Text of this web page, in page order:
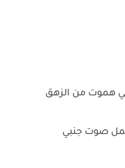
هموت من الزهق